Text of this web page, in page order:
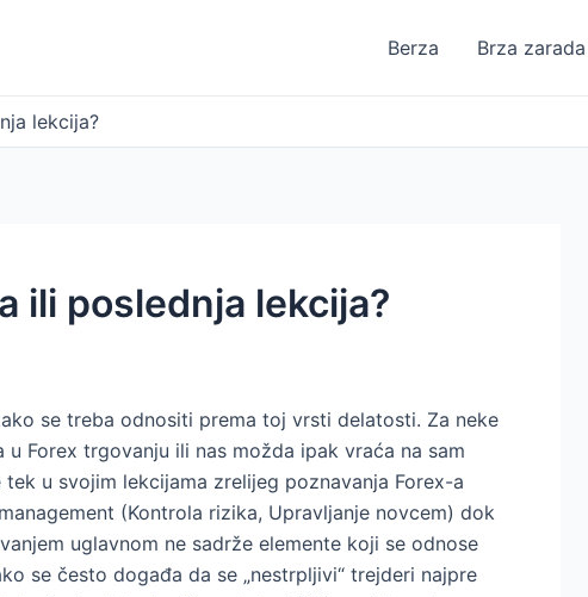
Berza Brza zarada
lekcija?
ili poslednja lekcija?
se treba odnositi prema toj vrsti delatosti. Za neke
Forex trgovanju ili nas možda ipak vraća na sam
u svojim lekcijama zrelijeg poznavanja Forex-a
(Kontrola rizika, Upravljanje novcem) dok
uglavnom ne sadrže elemente koji se odnose
se često događa da se „nestrpljivi“ trejderi najpre